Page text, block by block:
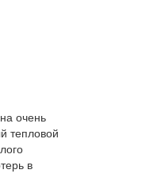
очень
тепловой
в